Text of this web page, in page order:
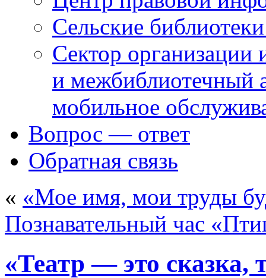
Сельские
Сектор организации
и межбиблиотечный
мобильное
Вопрос — ответ
Обратная связь
« «Мое имя, мои труды
Познавательный час
«Театр — это сказка,